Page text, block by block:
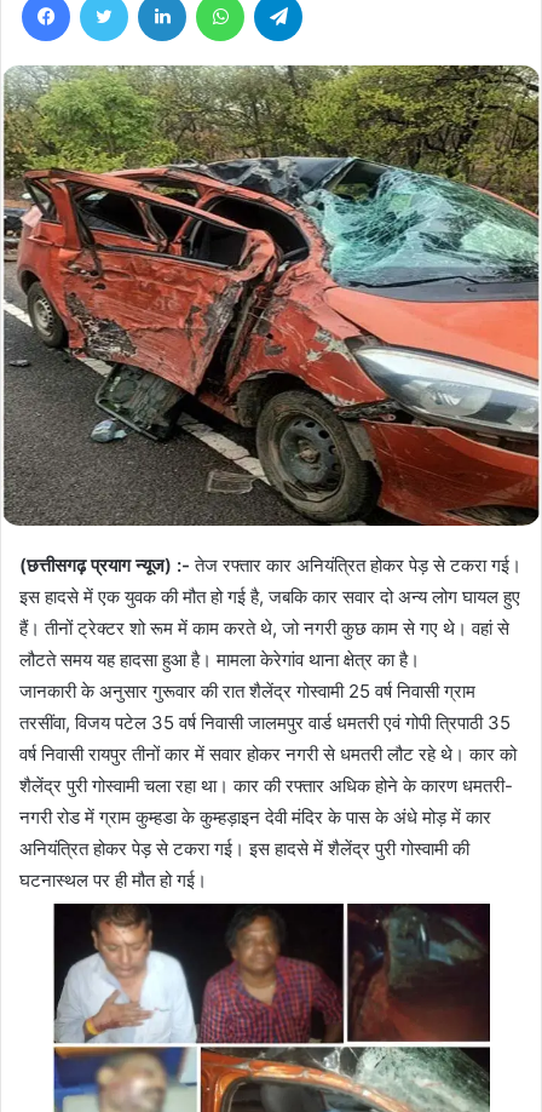
(छत्तीसगढ़ प्रयाग न्यूज) :- तेज रफ्तार कार अनियंत्रित होकर पेड़ से टकरा गई।
इस हादसे में एक युवक की मौत हो गई है, जबकि कार सवार दो अन्य लोग घायल हुए
हैं। तीनों ट्रेक्टर शो रूम में काम करते थे, जो नगरी कुछ काम से गए थे। वहां से
लौटते समय यह हादसा हुआ है। मामला केरेगांव थाना क्षेत्र का है।
जानकारी के अनुसार गुरूवार की रात शैलेंद्र गोस्वामी 25 वर्ष निवासी ग्राम
तरसींवा, विजय पटेल 35 वर्ष निवासी जालमपुर वार्ड धमतरी एवं गोपी त्रिपाठी 35
वर्ष निवासी रायपुर तीनों कार में सवार होकर नगरी से धमतरी लौट रहे थे। कार को
शैलेंद्र पुरी गोस्वामी चला रहा था। कार की रफ्तार अधिक होने के कारण धमतरी-
नगरी रोड में ग्राम कुम्हडा के कुम्हड़ाइन देवी मंदिर के पास के अंधे मोड़ में कार
अनियंत्रित होकर पेड़ से टकरा गई। इस हादसे में शैलेंद्र पुरी गोस्वामी की
घटनास्थल पर ही मौत हो गई।